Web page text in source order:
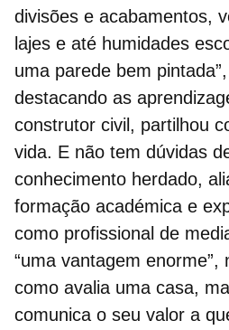
divisões e acabamentos,
lajes e até humidades
uma parede bem
destacando as
construtor civil, partilhou
vida. E não tem dúvidas
conhecimento herdado,
formação académica e
como profissional de
“uma vantagem enorme”,
como avalia uma casa,
comunica o seu valor a